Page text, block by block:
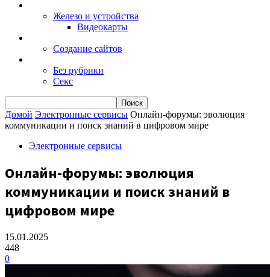
Железо и устройства
Видеокарты
Создание сайтов
Без рубрики
Секс
Домой Электронные сервисы Онлайн-форумы: эволюция
коммуникации и поиск знаний в цифровом мире
Электронные сервисы
Онлайн-форумы: эволюция
коммуникации и поиск знаний в
цифровом мире
15.01.2025
448
0